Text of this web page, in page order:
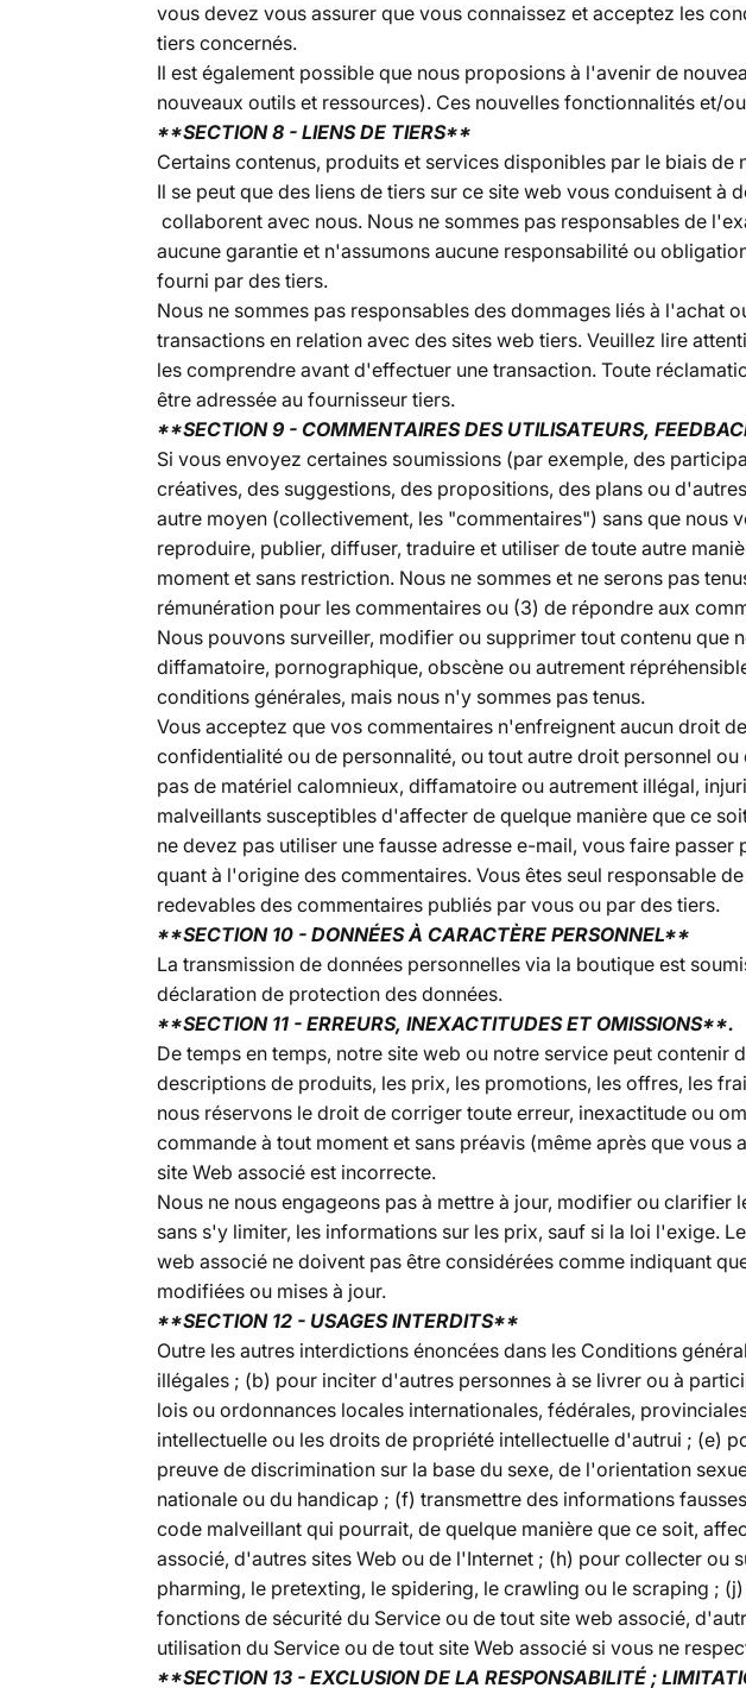
vous devez vous assurer que vous connaissez et acceptez les
tiers concernés.
Il est également possible que nous proposions à l'avenir de
nouveaux outils et ressources). Ces nouvelles fonctionnalités et/
**SECTION 8 - LIENS DE TIERS**
Certains contenus, produits et services disponibles par le biais
Il se peut que des liens de tiers sur ce site web vous conduisent à
collaborent avec nous. Nous ne sommes pas responsables de
aucune garantie et n'assumons aucune responsabilité ou
fourni par des tiers.
Nous ne sommes pas responsables des dommages liés à l'achat
transactions en relation avec des sites web tiers. Veuillez lire
les comprendre avant d'effectuer une transaction. Toute
être adressée au fournisseur tiers.
**SECTION 9 - COMMENTAIRES DES UTILISATEURS,
Si vous envoyez certaines soumissions (par exemple, des
créatives, des suggestions, des propositions, des plans ou
autre moyen (collectivement, les "commentaires") sans que nous
reproduire, publier, diffuser, traduire et utiliser de toute autre
moment et sans restriction. Nous ne sommes et ne serons pas
rémunération pour les commentaires ou (3) de répondre aux
Nous pouvons surveiller, modifier ou supprimer tout contenu que
diffamatoire, pornographique, obscène ou autrement
conditions générales, mais nous n'y sommes pas tenus.
Vous acceptez que vos commentaires n'enfreignent aucun droit
confidentialité ou de personnalité, ou tout autre droit personnel
pas de matériel calomnieux, diffamatoire ou autrement illégal,
malveillants susceptibles d'affecter de quelque manière que ce
ne devez pas utiliser une fausse adresse e-mail, vous faire
quant à l'origine des commentaires. Vous êtes seul responsable
redevables des commentaires publiés par vous ou par des tiers.
**SECTION 10 - DONNÉES À CARACTÈRE PERSONNEL**
La transmission de données personnelles via la boutique est
déclaration de protection des données.
**SECTION 11 - ERREURS, INEXACTITUDES ET OMISSIONS**.
De temps en temps, notre site web ou notre service peut
descriptions de produits, les prix, les promotions, les offres, les
nous réservons le droit de corriger toute erreur, inexactitude ou
commande à tout moment et sans préavis (même après que
site Web associé est incorrecte.
Nous ne nous engageons pas à mettre à jour, modifier ou
sans s'y limiter, les informations sur les prix, sauf si la loi l'exige.
web associé ne doivent pas être considérées comme indiquant
modifiées ou mises à jour.
**SECTION 12 - USAGES INTERDITS**
Outre les autres interdictions énoncées dans les Conditions
illégales ; (b) pour inciter d'autres personnes à se livrer ou à
lois ou ordonnances locales internationales, fédérales,
intellectuelle ou les droits de propriété intellectuelle d'autrui ; (e)
preuve de discrimination sur la base du sexe, de l'orientation
nationale ou du handicap ; (f) transmettre des informations
code malveillant qui pourrait, de quelque manière que ce soit,
associé, d'autres sites Web ou de l'Internet ; (h) pour collecter ou
pharming, le pretexting, le spidering, le crawling ou le scraping ;
fonctions de sécurité du Service ou de tout site web associé,
utilisation du Service ou de tout site Web associé si vous ne
**SECTION 13 - EXCLUSION DE LA RESPONSABILITÉ ;